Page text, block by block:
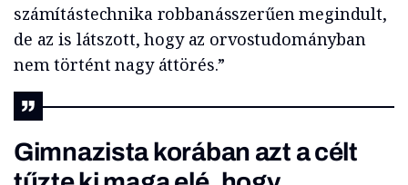
számítástechnika robbanásszerűen megindult,
de az is látszott, hogy az orvostudományban
nem történt nagy áttörés.”
Gimnazista korában azt a célt